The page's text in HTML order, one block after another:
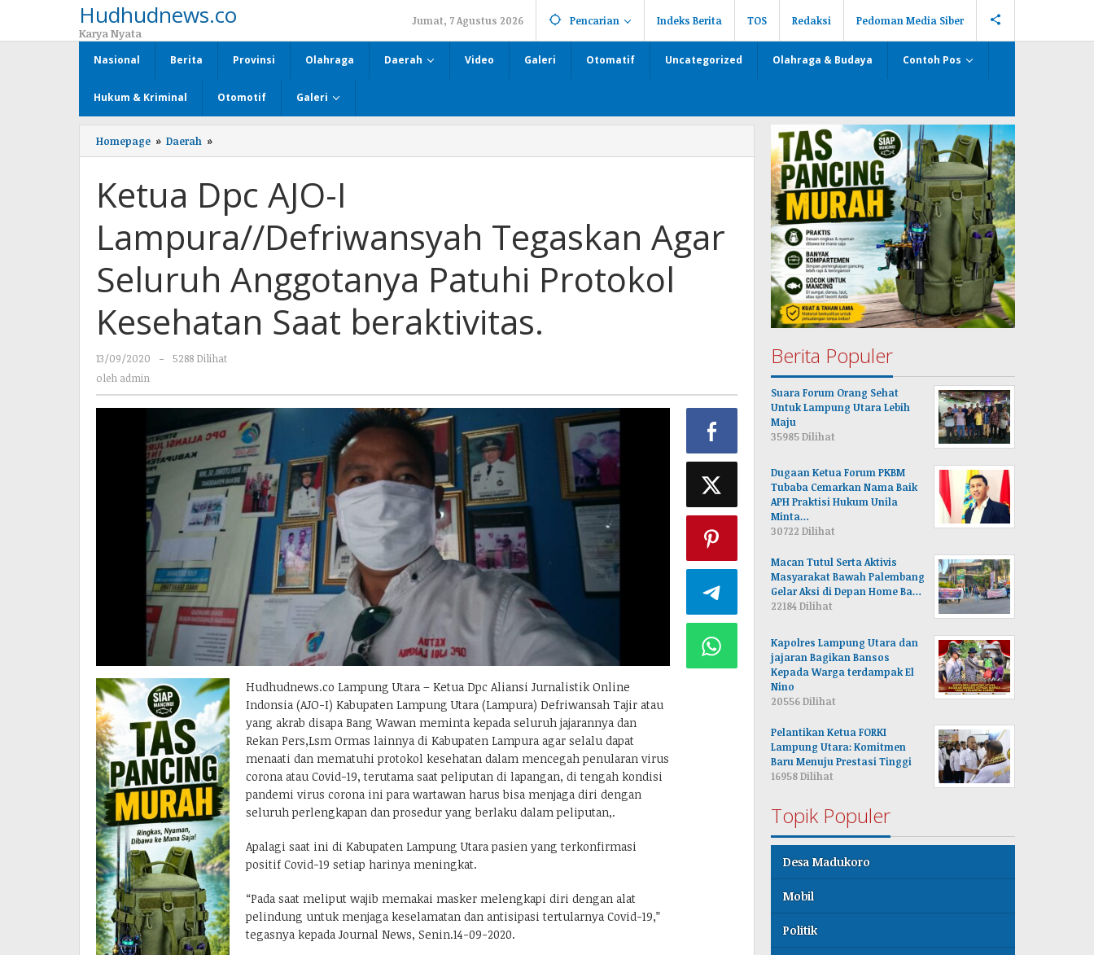
Hudhudnews.co
Karya Nyata
Jumat, 7 Agustus 2026 Pencarian Indeks Berita TOS Redaksi Pedoman Media Siber
Nasional Berita Provinsi Olahraga Daerah Video Galeri Otomatif Uncategorized Olahraga & Budaya Contoh Pos
Hukum & Kriminal Otomotif Galeri
Homepage » Daerah »
Dpc
I
Lampura//Defriwansyah
Tegaskan
Agar
Seluruh
Patuhi
Protokol
Saat
beraktivitas.
Ketua Dpc AJO-I
Lampura//Defriwansyah Tegaskan Agar
Seluruh Anggotanya Patuhi Protokol
Kesehatan Saat beraktivitas.
13/09/2020
oleh
-
5288 Dilihat
oleh admin
Hudhudnews.co Lampung Utara – Ketua Dpc Aliansi Jurnalistik Online
Indonsia (AJO-I) Kabupaten Lampung Utara (Lampura) Defriwansah Tajir atau
yang akrab disapa Bang Wawan meminta kepada seluruh jajarannya dan
Rekan Pers,Lsm Ormas lainnya di Kabupaten Lampura agar selalu dapat
menaati dan mematuhi protokol kesehatan dalam mencegah penularan virus
corona atau Covid-19, terutama saat peliputan di lapangan, di tengah kondisi
pandemi virus corona ini para wartawan harus bisa menjaga diri dengan
seluruh perlengkapan dan prosedur yang berlaku dalam peliputan,.
Apalagi saat ini di Kabupaten Lampung Utara pasien yang terkonfirmasi
positif Covid-19 setiap harinya meningkat.
“Pada saat meliput wajib memakai masker melengkapi diri dengan alat
pelindung untuk menjaga keselamatan dan antisipasi tertularnya Covid-19,”
tegasnya kepada Journal News, Senin.14-09-2020.
Berita Populer
Suara Forum Orang Sehat
Untuk Lampung Utara Lebih
Maju
35985 Dilihat
Dugaan Ketua Forum PKBM
Tubaba Cemarkan Nama Baik
APH Praktisi Hukum Unila
Minta…
30722 Dilihat
Macan Tutul Serta Aktivis
Masyarakat Bawah Palembang
Gelar Aksi di Depan Home Ba…
22184 Dilihat
Kapolres Lampung Utara dan
jajaran Bagikan Bansos
Kepada Warga terdampak El
Nino
20556 Dilihat
Pelantikan Ketua FORKI
Lampung Utara: Komitmen
Baru Menuju Prestasi Tinggi
16958 Dilihat
Topik Populer
Desa Madukoro
Mobil
Politik